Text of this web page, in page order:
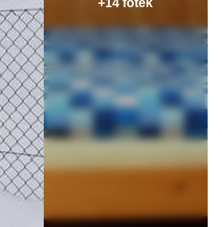
+14 fotek